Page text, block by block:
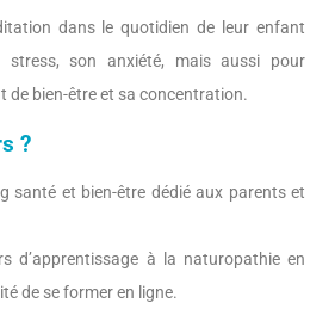
dans le quotidien de leur enfant
son anxiété, mais aussi pour
de bien-être et sa concentration.
?
santé et bien-être dédié aux parents et
d’apprentissage à la naturopathie en
de se former en ligne.